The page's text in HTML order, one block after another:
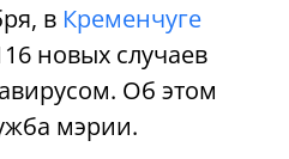
в Кременчуге
новых случаев
Об этом
мэрии.